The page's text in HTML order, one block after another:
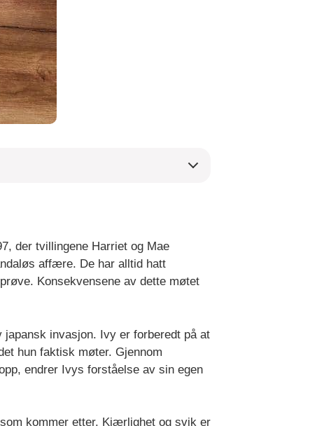
der tvillingene Harriet og Mae
affære. De har alltid hatt
Konsekvensene av dette møtet
invasjon. Ivy er forberedt på at
hun faktisk møter. Gjennom
endrer Ivys forståelse av sin egen
kommer etter. Kjærlighet og svik er